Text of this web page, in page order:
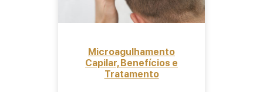
Microagulhamento
Capilar, Benefícios e
Tratamento